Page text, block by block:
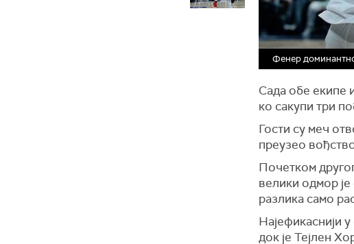
Фенер
Сада обе екипе
ко сакупи три
Гости су меч
преузео
Почетком
велики одмор је
разлика само
Најефикаснији
док је Тејлен